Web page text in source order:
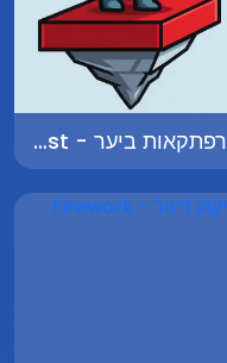
הרפתקאות ביער - Adventures in the Forest